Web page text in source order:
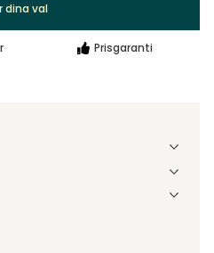
dina val
Prisgaranti
för fraktinformation på din